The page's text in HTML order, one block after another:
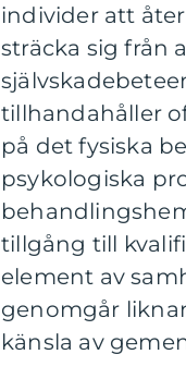
individer att
sträcka sig från
tillhandahåller
på det fysiska
psykologiska
tillgång till
element av
genomgår
känsla av